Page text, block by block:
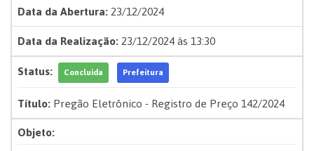
Data da Abertura:23/12/2024
Data da Realização:23/12/2024 às 13:30
Status:
Concluída Prefeitura
Título:Pregão Eletrônico - Registro de Preço 142/2024
Objeto: